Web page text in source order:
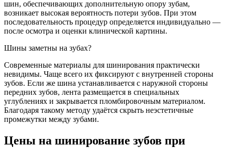
шин, обеспечивающих дополнительную опору зубам,
возникает высокая вероятность потери зубов. При этом
последовательность процедур определяется индивидуально —
после осмотра и оценки клинической картины.
Шины заметны на зубах?
Современные материалы для шинирования практически
невидимы. Чаще всего их фиксируют с внутренней стороны
зубов. Если же шина устанавливается с наружной стороны
передних зубов, лента размещается в специальных
углублениях и закрывается пломбировочным материалом.
Благодаря такому методу удаётся скрыть неэстетичные
промежутки между зубами.
Цены на шинирование зубов при